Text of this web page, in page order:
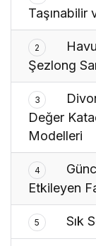
Taşınabilir
2
Şezlong
3
Değer
Modelleri
4
Etkileyen
5 Sık